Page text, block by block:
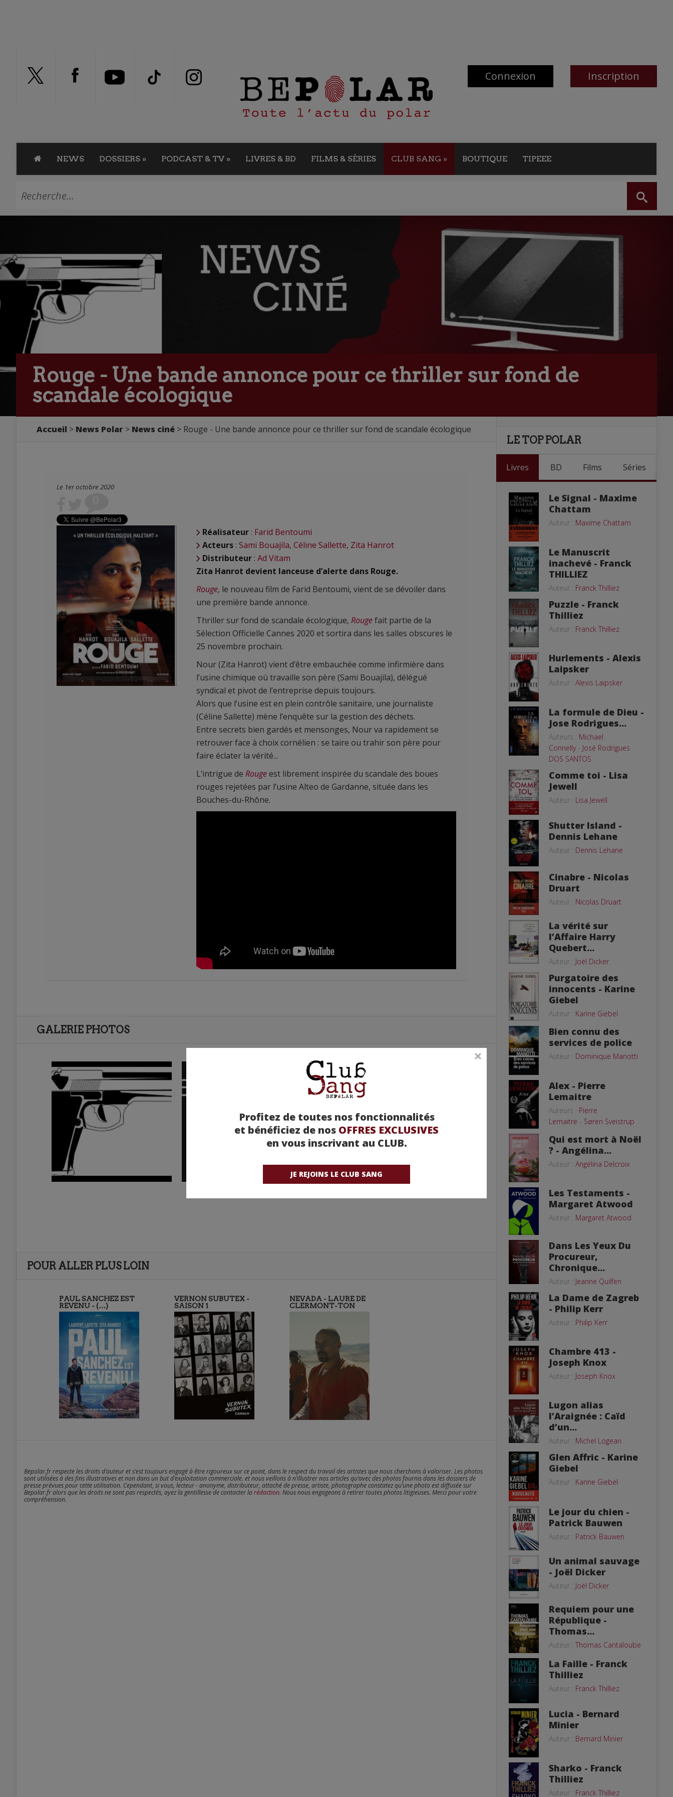
Connexion Inscription
NEWS DOSSIERS » PODCAST & TV » LIVRES & BD FILMS & SÉRIES CLUB SANG » BOUTIQUE TIPEEE
Profitez de toutes nos fonctionnalités
et bénéficiez de nos OFFRES EXCLUSIVES
en vous inscrivant au CLUB.
JE REJOINS LE CLUB SANG
Rouge - Une bande annonce pour ce thriller sur fond de
scandale écologique
Accueil > News Polar > News ciné > Rouge - Une bande annonce pour ce thriller sur fond de scandale écologique
Le 1er octobre 2020
Réalisateur : Farid Bentoumi
Acteurs : Sami Bouajila, Céline Sallette, Zita Hanrot
Distributeur : Ad Vitam
Zita Hanrot devient lanceuse d’alerte dans Rouge.
Rouge, le nouveau film de Farid Bentoumi, vient de se dévoiler dans
une première bande annonce.
Thriller sur fond de scandale écologique, Rougefait partie de la
Sélection Officielle Cannes 2020 et sortira dans les salles obscures le
25 novembre prochain.
Nour (Zita Hanrot) vient d’être embauchée comme infirmière dans
l’usine chimique où travaille son père (Sami Bouajila), délégué
syndical et pivot de l’entreprise depuis toujours.
Alors que l’usine est en plein contrôle sanitaire, une journaliste
(Céline Sallette) mène l’enquête sur la gestion des déchets.
Entre secrets bien gardés et mensonges, Nour va rapidement se
retrouver face à choix cornélien : se taire ou trahir son père pour
faire éclater la vérité...
L’intrigue de Rougeest librement inspirée du scandale des boues
rouges rejetées par l’usine Alteo de Gardanne, située dans les
Bouches-du-Rhône.
GALERIE PHOTOS
POUR ALLER PLUS LOIN
PAUL SANCHEZ EST
REVENU - (…)
VERNON SUBUTEX -
SAISON 1
NEVADA - LAURE DE
CLERMONT-TON
Bepolar.fr respecte les droits d’auteur et s’est toujours engagé à être rigoureux sur ce point, dans le respect du travail des artistes que nous cherchons à valoriser. Les photos
sont utilisées à des fins illustratives et non dans un but d’exploitation commerciale. et nous veillons à n’illustrer nos articles qu’avec des photos fournis dans les dossiers de
presse prévues pour cette utilisation. Cependant, si vous, lecteur - anonyme, distributeur, attaché de presse, artiste, photographe constatez qu’une photo est diffusée sur
Bepolar.fr alors que les droits ne sont pas respectés, ayez la gentillesse de contacter larédaction. Nous nous engageons à retirer toutes photos litigieuses. Merci pour votre
compréhension.
LE TOP POLAR
Livres BD Films Séries
Le Signal - Maxime
Chattam
Auteur : Maxime Chattam
Le Manuscrit
inachevé - Franck
THILLIEZ
Auteur : Franck Thilliez
Puzzle - Franck
Thilliez
Auteur : Franck Thilliez
Hurlements - Alexis
Laipsker
Auteur : Alexis Laipsker
La formule de Dieu -
Jose Rodrigues...
Auteurs : Michael
Connelly- José Rodrigues
DOS SANTOS
Comme toi - Lisa
Jewell
Auteur : Lisa Jewell
Shutter Island -
Dennis Lehane
Auteur : Dennis Lehane
Cinabre - Nicolas
Druart
Auteur : Nicolas Druart
La vérité sur
l’Affaire Harry
Quebert...
Auteur : Joël Dicker
Purgatoire des
innocents - Karine
Giebel
Auteur : Karine Giebel
Bien connu des
services de police
Auteur : Dominique Manotti
Alex - Pierre
Lemaitre
Auteurs : Pierre
Lemaitre - Søren Sveistrup
Qui est mort à Noël
? - Angélina...
Auteur : Angélina Delcroix
Les Testaments -
Margaret Atwood
Auteur : Margaret Atwood
Dans Les Yeux Du
Procureur,
Chronique...
Auteur : Jeanne Quilfen
La Dame de Zagreb
- Philip Kerr
Auteur : Philip Kerr
Chambre 413 -
Joseph Knox
Auteur : Joseph Knox
Lugon alias
l’Araignée : Caïd
d’un...
Auteur : Michel Logean
Glen Affric - Karine
Giebel
Auteur : Karine Giebel
Le jour du chien -
Patrick Bauwen
Auteur : Patrick Bauwen
Un animal sauvage
- Joël Dicker
Auteur : Joël Dicker
Requiem pour une
République -
Thomas...
Auteur : Thomas Cantaloube
La Faille - Franck
Thilliez
Auteur : Franck Thilliez
Lucia - Bernard
Minier
Auteur : Bernard Minier
Sharko - Franck
Thilliez
Auteur : Franck Thilliez